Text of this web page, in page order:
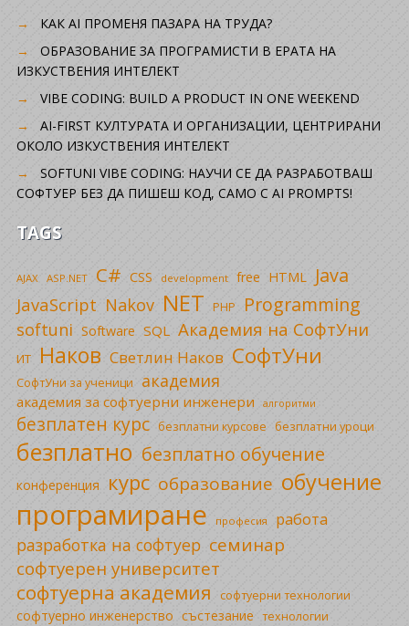
КАК AI ПРОМЕНЯ ПАЗАРА НА ТРУДА?
ОБРАЗОВАНИЕ ЗА ПРОГРАМИСТИ В ЕРАТА НА
ИЗКУСТВЕНИЯ ИНТЕЛЕКТ
VIBE CODING: BUILD A PRODUCT IN ONE WEEKEND
AI-FIRST КУЛТУРАТА И ОРГАНИЗАЦИИ, ЦЕНТРИРАНИ
ОКОЛО ИЗКУСТВЕНИЯ ИНТЕЛЕКТ
SOFTUNI VIBE CODING: НАУЧИ СЕ ДА РАЗРАБОТВАШ
СОФТУЕР БЕЗ ДА ПИШЕШ КОД, САМО С AI PROMPTS!
TAGS
AJAX ASP.NET C# CSS development free HTML Java
JavaScript Nakov NET PHP Programming
softuni Software SQL Академия на СофтУни
ИТ Наков Светлин Наков СофтУни
СофтУни за ученици академия
академия за софтуерни инженери алгоритми
безплатен курс безплатни курсове безплатни уроци
безплатно безплатно обучение
конференция курс образование обучение
програмиране професия работа
разработка на софтуер семинар
софтуерен университет
софтуерна академия софтуерни технологии
софтуерно инженерство състезание технологии